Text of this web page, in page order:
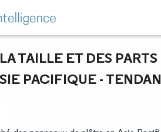
TAILLE ET DES
PACIFIQUE -